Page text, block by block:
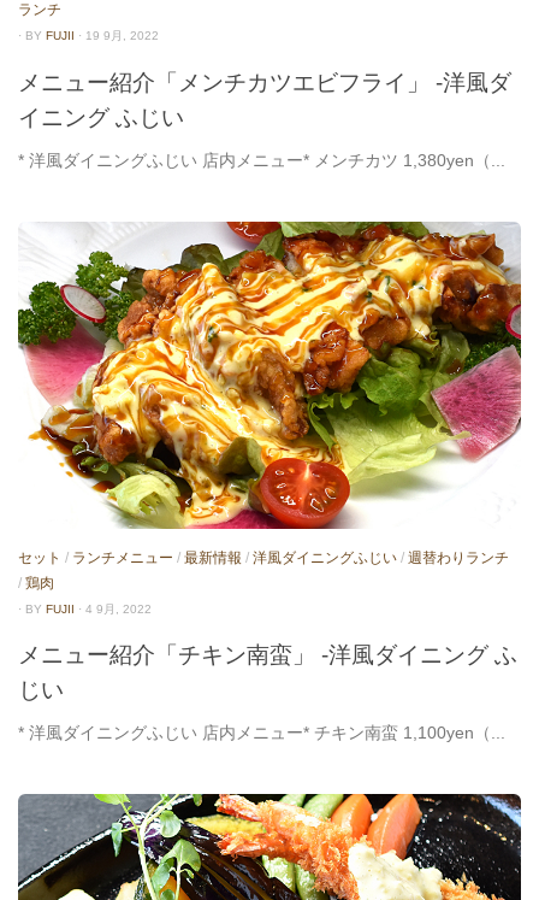
ランチ
· BY FUJII · 19 9月, 2022
メニュー紹介「メンチカツエビフライ」 -洋風ダ
イニング ふじい
* 洋風ダイニングふじい 店内メニュー* メンチカツ 1,380yen（...
セット / ランチメニュー / 最新情報 / 洋風ダイニングふじい / 週替わりランチ
/ 鶏肉
· BY FUJII · 4 9月, 2022
メニュー紹介「チキン南蛮」 -洋風ダイニング ふ
じい
* 洋風ダイニングふじい 店内メニュー* チキン南蛮 1,100yen（...